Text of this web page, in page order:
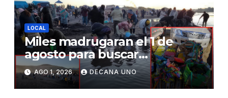
LOCAL
Miles madrugaran el 1 de
agosto para buscar
piedrecillas en los ríos y
realizar la challa por la
riqueza y la prosperidad
AGO 1, 2026 DECANA UNO